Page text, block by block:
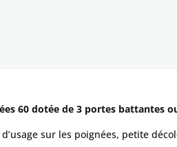
60 dotée de 3 portes battantes
sur les poignées, petite